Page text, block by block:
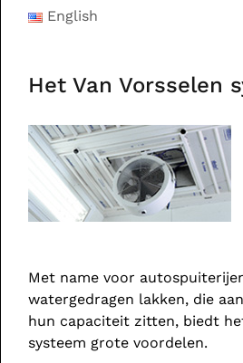
English
Het Van Vorsselen
Met name voor
watergedragen lakken, die
hun capaciteit zitten, biedt
systeem grote voordelen.